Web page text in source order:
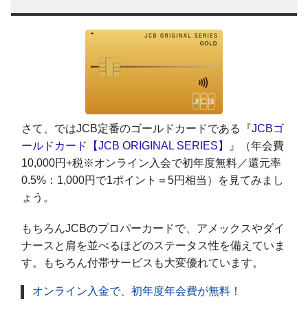
さて、ではJCB定番のゴールドカードである『JCBゴ
ールドカード【JCB ORIGINAL SERIES】 』（年会費
10,000円+税※オンライン入会で初年度無料／還元率
0.5%：1,000円で1ポイント＝5円相当）を見てみまし
ょう。
もちろんJCBのプロパーカードで、アメックスやダイ
ナースと肩を並べるほどのステータス性を備えていま
す。もちろん付帯サービスも大変優れています。
オンライン入金で、初年度年会費が無料！